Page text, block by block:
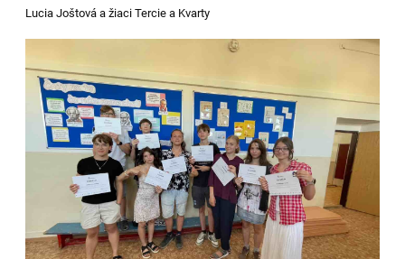
Lucia Joštová a žiaci Tercie a Kvarty